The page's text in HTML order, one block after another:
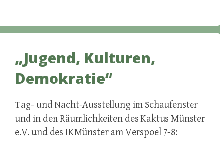
„Jugend, Kulturen,
Demokratie“
Tag- und Nacht-Ausstellung im Schaufenster
und in den Räumlichkeiten des Kaktus Münster
e.V. und des IKMünster am Verspoel 7-8: